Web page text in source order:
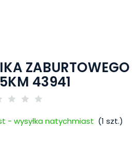
ZABURTOWEGO
43941
- wysyłka natychmiast (1 szt.)